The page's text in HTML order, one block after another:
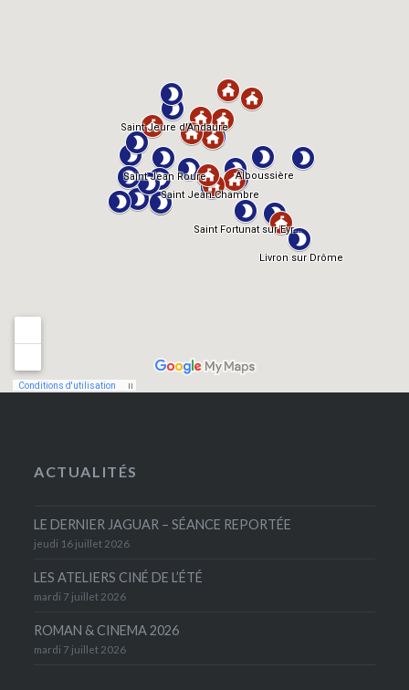
ACTUALITÉS
LE DERNIER JAGUAR – SÉANCE REPORTÉE
jeudi 16 juillet 2026
LES ATELIERS CINÉ DE L’ÉTÉ
mardi 7 juillet 2026
ROMAN & CINEMA 2026
mardi 7 juillet 2026